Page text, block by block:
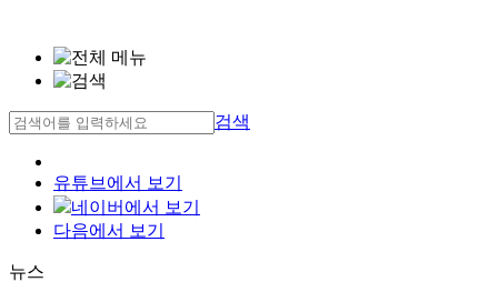
검색
유튜브에서 보기
네이버에서 보기
다음에서 보기
뉴스